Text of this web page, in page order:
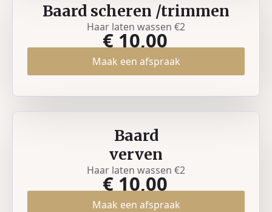
Baard scheren /trimmen
Haar laten wassen €2
€ 10,00
Maak een afspraak
Baard
verven
Haar laten wassen €2
€ 10,00
Maak een afspraak